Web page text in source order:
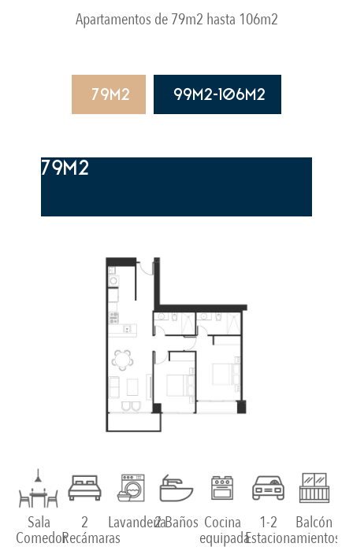
Apartamentos de 79m2 hasta 106m2
79m2 99m2-106m2
79m2
Sala
Comedor
2
Recámaras
Lavandería2 Baños Cocina
equipada
1-2
Estacionamientos
Balcón